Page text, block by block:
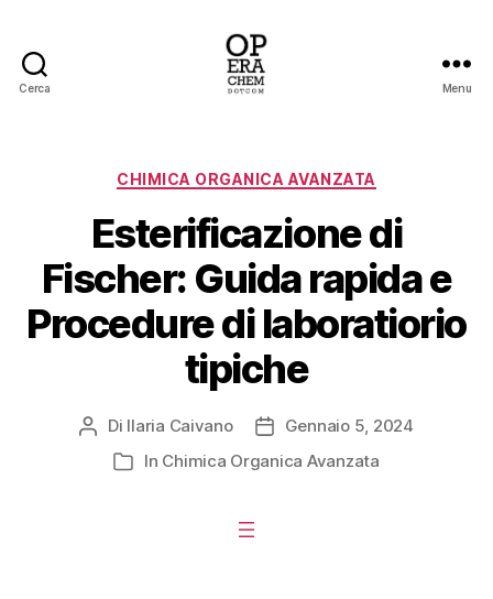
Cerca Menu
Categorie
CHIMICA ORGANICA AVANZATA
Esterificazione di
Fischer: Guida rapida e
Procedure di laboratiorio
tipiche
Autore
articolo
Di Ilaria Caivano
Data
dell'articolo
Gennaio 5, 2024
Categorie
In Chimica Organica Avanzata